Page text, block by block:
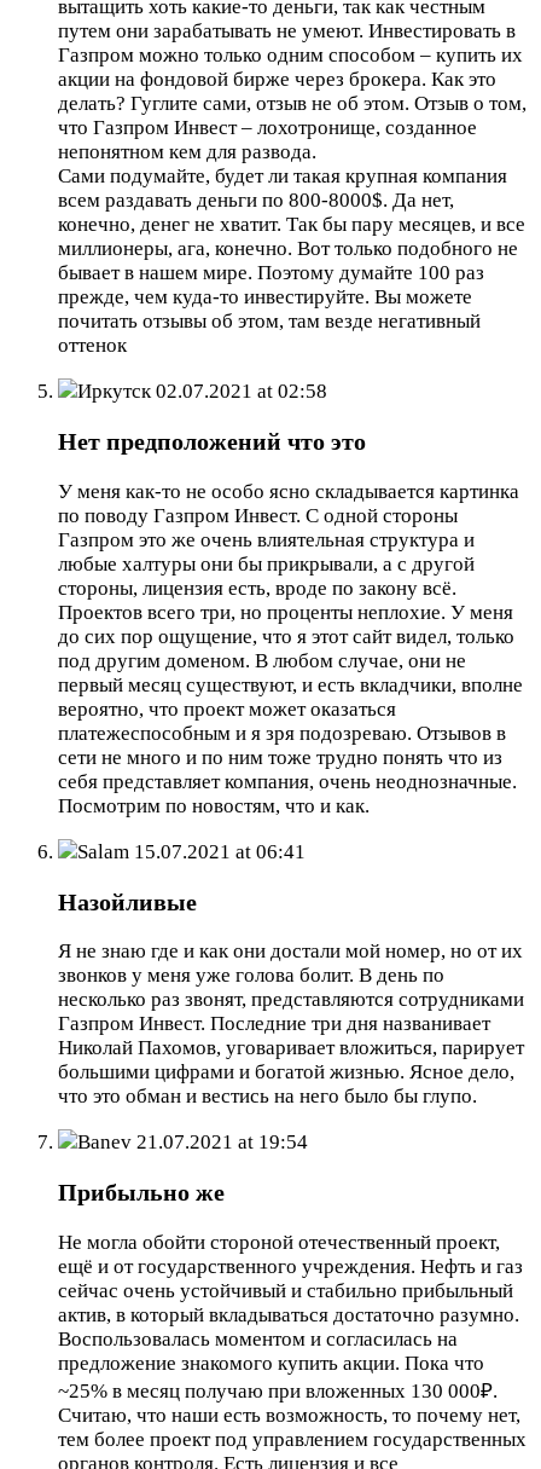
вытащить хоть какие-то деньги, так как честным
путем они зарабатывать не умеют. Инвестировать в
Газпром можно только одним способом – купить их
акции на фондовой бирже через брокера. Как это
делать? Гуглите сами, отзыв не об этом. Отзыв о том,
что Газпром Инвест – лохотронище, созданное
непонятном кем для развода.
Сами подумайте, будет ли такая крупная компания
всем раздавать деньги по 800-8000$. Да нет,
конечно, денег не хватит. Так бы пару месяцев, и все
миллионеры, ага, конечно. Вот только подобного не
бывает в нашем мире. Поэтому думайте 100 раз
прежде, чем куда-то инвестируйте. Вы можете
почитать отзывы об этом, там везде негативный
оттенок
Иркутск02.07.2021 at 02:58
Нет предположений что это
У меня как-то не особо ясно складывается картинка
по поводу Газпром Инвест. С одной стороны
Газпром это же очень влиятельная структура и
любые халтуры они бы прикрывали, а с другой
стороны, лицензия есть, вроде по закону всё.
Проектов всего три, но проценты неплохие. У меня
до сих пор ощущение, что я этот сайт видел, только
под другим доменом. В любом случае, они не
первый месяц существуют, и есть вкладчики, вполне
вероятно, что проект может оказаться
платежеспособным и я зря подозреваю. Отзывов в
сети не много и по ним тоже трудно понять что из
себя представляет компания, очень неоднозначные.
Посмотрим по новостям, что и как.
Salam 15.07.2021 at 06:41
Назойливые
Я не знаю где и как они достали мой номер, но от их
звонков у меня уже голова болит. В день по
несколько раз звонят, представляются сотрудниками
Газпром Инвест. Последние три дня названивает
Николай Пахомов, уговаривает вложиться, парирует
большими цифрами и богатой жизнью. Ясное дело,
что это обман и вестись на него было бы глупо.
Banev 21.07.2021 at 19:54
Прибыльно же
Не могла обойти стороной отечественный проект,
ещё и от государственного учреждения. Нефть и газ
сейчас очень устойчивый и стабильно прибыльный
актив, в который вкладываться достаточно разумно.
Воспользовалась моментом и согласилась на
предложение знакомого купить акции. Пока что
~25% в месяц получаю при вложенных 130 000₽.
Считаю, что наши есть возможность, то почему нет,
тем более проект под управлением государственных
органов контроля. Есть лицензия и все